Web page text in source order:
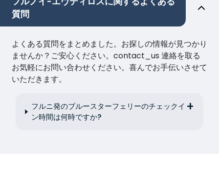
質問
よくある質問をまとめました。お探しの情報が見つかり
ませんか？ご安心ください。contact_us 連絡を取る
お気軽にお問い合わせください。喜んでお手伝いさせて
いただきます。
フルニ発のブルースターフェリーのチェックイ
ン時間は何時ですか?